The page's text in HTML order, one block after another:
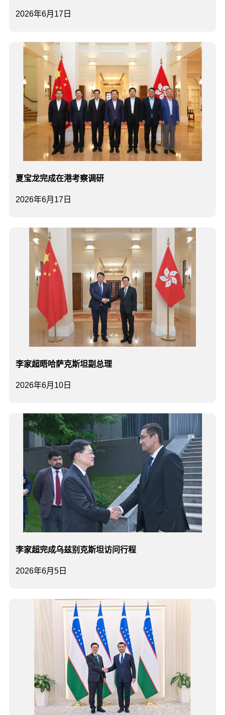
2026年6月17日
2026年6月17日
夏宝龙完成在港考察调研
2026年6月10日
李家超晤哈萨克斯坦副总理
2026年6月5日
李家超完成乌兹别克斯坦访问行程